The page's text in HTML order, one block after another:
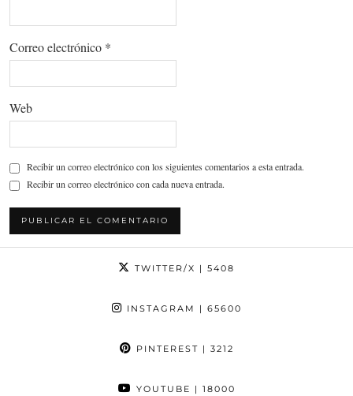
Correo electrónico *
Web
Recibir un correo electrónico con los siguientes comentarios a esta entrada.
Recibir un correo electrónico con cada nueva entrada.
TWITTER/X | 5408
INSTAGRAM | 65600
PINTEREST | 3212
YOUTUBE | 18000